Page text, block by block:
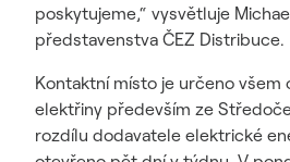
poskytujeme,“ vysvětluje
představenstva ČEZ Distribuce.
Kontaktní místo je určeno všem
elektřiny především ze
rozdílu dodavatele elektrické